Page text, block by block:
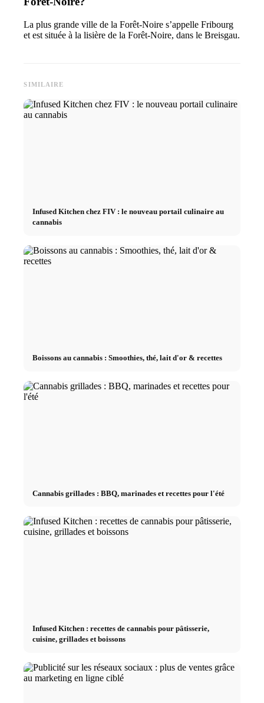
La plus grande ville de la Forêt-Noire s’appelle Fribourg
et est située à la lisière de la Forêt-Noire, dans le Breisgau.
SIMILAIRE
Infused Kitchen chez FIV : le nouveau portail culinaire au
cannabis
Boissons au cannabis : Smoothies, thé, lait d'or & recettes
Cannabis grillades : BBQ, marinades et recettes pour l'été
Infused Kitchen : recettes de cannabis pour pâtisserie,
cuisine, grillades et boissons